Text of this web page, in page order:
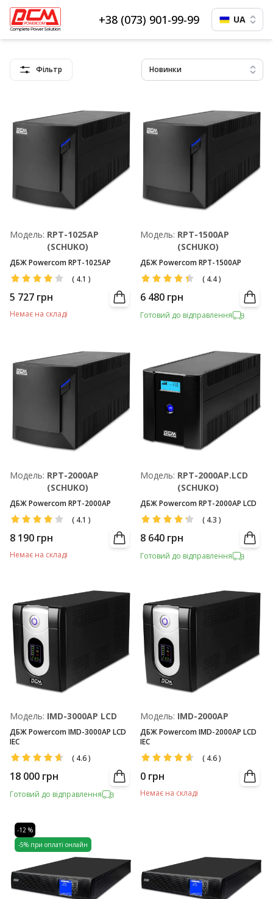
+38 (073) 901-99-99 UA
Фільтр Новинки
Модель: RPT-1025AP
(SCHUKO)
ДБЖ Powercom RPT-1025AP
( 4.1 )
5 727 грн
Немає на складі
Модель: RPT-1500AP
(SCHUKO)
ДБЖ Powercom RPT-1500AP
( 4.4)
6 480 грн
Готовий до відправлення
Модель: RPT-2000AP
(SCHUKO)
ДБЖ Powercom RPT-2000AP
( 4.1 )
8 190 грн
Немає на складі
Модель: RPT-2000AP.LCD
(SCHUKO)
ДБЖ Powercom RPT-2000AP LCD
( 4.3 )
8 640 грн
Готовий до відправлення
Модель: IMD-3000AP LCD
ДБЖ Powercom IMD-3000AP LCD
IEC
( 4.6)
18 000 грн
Готовий до відправлення
Модель: IMD-2000AP
ДБЖ Powercom IMD-2000AP LCD
IEC
( 4.6)
0 грн
Немає на складі
-12 %
-5% при оплаті онлайн